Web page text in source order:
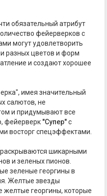
обязательный атрибут
фейерверков с
могут удовлетворить
разных цветов и форм
и создают хорошее
имея значительный
салютов, не
и придумывают все
фейерверк "Супер"с
восторг спецэффектами.
шикарными
и зеленых пионов.
зеленые георгины в
Желтые звезды
георгины, которые